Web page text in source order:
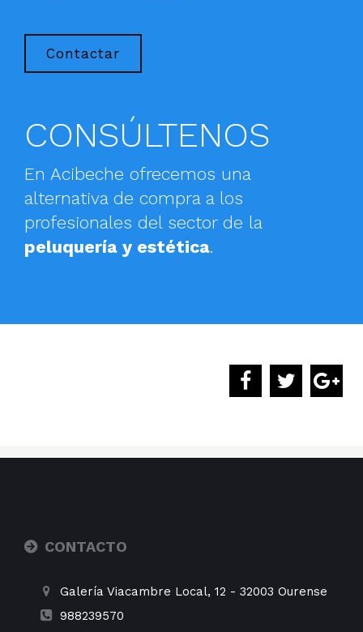
Contactar
CONSÚLTENOS
En Acibeche ofrecemos una
alternativa de compra a los
profesionales del sector de la
peluquería y estética.
CONTACTO
Galería Viacambre Local, 12 - 32003 Ourense
988239570